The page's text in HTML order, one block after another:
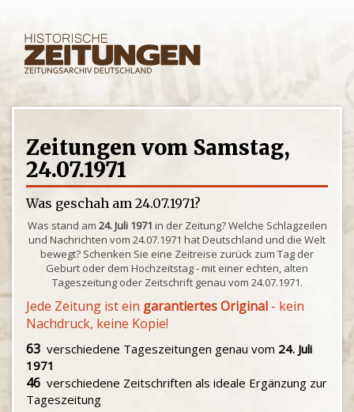
Zeitungen vom Samstag,
24.07.1971
Was geschah am 24.07.1971?
Was stand am 24. Juli 1971 in der Zeitung? Welche Schlagzeilen
und Nachrichten vom 24.07.1971 hat Deutschland und die Welt
bewegt? Schenken Sie eine Zeitreise zurück zum Tag der
Geburt oder dem Hochzeitstag - mit einer echten, alten
Tageszeitung oder Zeitschrift genau vom 24.07.1971.
Jede Zeitung ist ein garantiertes Original - kein
Nachdruck, keine Kopie!
63 verschiedene Tageszeitungen genau vom 24. Juli
1971
46 verschiedene Zeitschriften als ideale Ergänzung zur
Tageszeitung